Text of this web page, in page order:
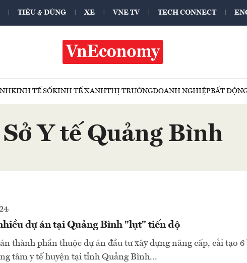
TIÊU & DÙNG XE VNE TV TECH CONNECT
KINH TẾ SỐKINH TẾ XANHTHỊ TRƯỜNGDOANH NGHIỆPBẤT
Sở Y tế Quảng Bình
dự án tại Quảng Bình "lụt" tiến độ
thành phần thuộc dự án đầu tư xây dựng nâng cấp, cải tạo 6
tâm y tế huyện tại tỉnh Quảng Bình...